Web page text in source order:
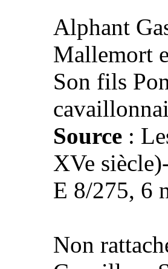
Alphant
Mallemort
Son fils
Source :
XVe
E 8/275, 6
Non